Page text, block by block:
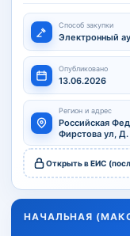
Способ закупки
Электронный
Опубликовано
13.06.2026
Регион и адрес
Российская
Фирстова ул,
Открыть в ЕИС
НАЧАЛЬНАЯ